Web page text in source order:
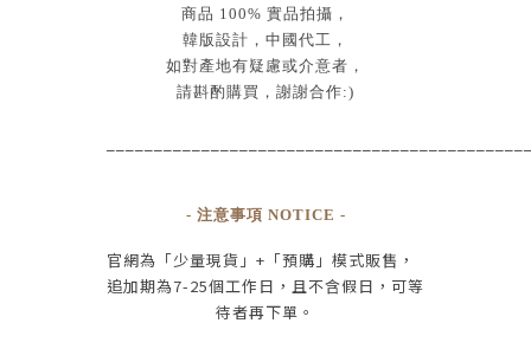
商品 100% 實品拍攝 ，
韓版設計，中國代工 ，
如對產地有疑慮或介意者，
請斟酌購買， 謝謝合作:)
- 注意事項 NOTICE -
官網為 「少量現貨」+ 「預購」模式販售，
追加期為7-25個工作日 ，且不含假日 ， 可等
待者再下單 。